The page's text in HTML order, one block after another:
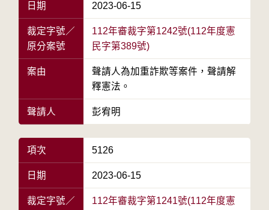
日期 2023-06-15
裁定字號／
原分案號
112年審裁字第1242號(112年度憲
民字第389號)
案由
聲請人為加重詐欺等案件，聲請解
釋憲法。
聲請人 彭宥明
項次 5126
日期 2023-06-15
裁定字號／
112年審裁字第1241號(112年度憲